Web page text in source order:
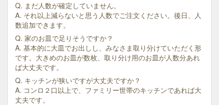
Q. まだ人数が確定していません。
A. それ以上減らないと思う人数でご注文ください。後日、人
数追加できます。
Q. 家のお皿で足りそうですか？
A. 基本的に大皿でお出しし、みなさま取り分けていただく形
です。大きめのお皿が数枚、取り分け用のお皿が人数分あれ
ば大丈夫です。
Q. キッチンが狭いですが大丈夫ですか？
A. コンロ２口以上で、ファミリー世帯のキッチンであれば大
丈夫です。